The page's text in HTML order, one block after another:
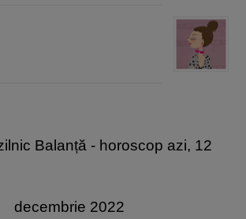
Balanță - horoscop azi, 12
decembrie 2022